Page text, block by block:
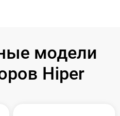
модели
Hiper